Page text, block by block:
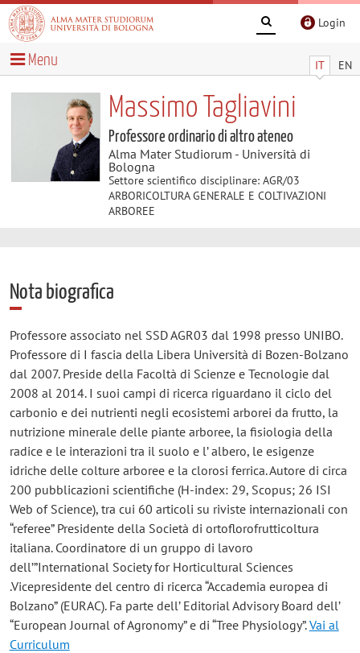
Login
IT EN
Menu
Massimo Tagliavini
Professore ordinario di altro ateneo
Alma Mater Studiorum - Università di
Bologna
Settore scientifico disciplinare: AGR/03
ARBORICOLTURA GENERALE E COLTIVAZIONI
ARBOREE
Nota biografica
Professore associato nel SSD AGR03 dal 1998 presso UNIBO.
Professore di I fascia della Libera Università di Bozen-Bolzano
dal 2007. Preside della Facoltà di Scienze e Tecnologie dal
2008 al 2014. I suoi campi di ricerca riguardano il ciclo del
carbonio e dei nutrienti negli ecosistemi arborei da frutto, la
nutrizione minerale delle piante arboree, la fisiologia della
radice e le interazioni tra il suolo e l’ albero, le esigenze
idriche delle colture arboree e la clorosi ferrica. Autore di circa
200 pubblicazioni scientifiche (H-index: 29, Scopus; 26 ISI
Web of Science), tra cui 60 articoli su riviste internazionali con
“referee” Presidente della Società di ortoflorofrutticoltura
italiana. Coordinatore di un gruppo di lavoro
dell’”International Society for Horticultural Sciences
.Vicepresidente del centro di ricerca “Accademia europea di
Bolzano” (EURAC). Fa parte dell’ Editorial Advisory Board dell’
“European Journal of Agronomy” e di “Tree Physiology”.Vai al
Curriculum